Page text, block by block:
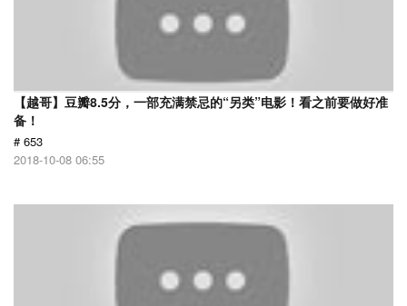
【越哥】豆瓣8.5分，一部充满禁忌的“另类”电影！看之前要做好准
备！
# 653
2018-10-08 06:55